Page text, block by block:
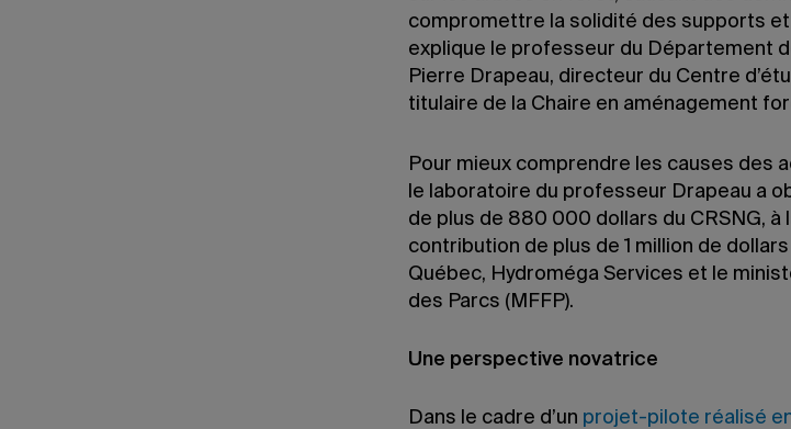
compromettre la solidité des supports et
explique le professeur du Département
Pierre Drapeau, directeur du Centre
titulaire de la Chaire en aménagement
Pour mieux comprendre les causes des
le laboratoire du professeur Drapeau a
de plus de 880 000 dollars du CRSNG, à
contribution de plus de 1 million de
Québec, Hydroméga Services et le
des Parcs (MFFP).
Une perspective novatrice
Dans le cadre d’un projet-pilote réalisé